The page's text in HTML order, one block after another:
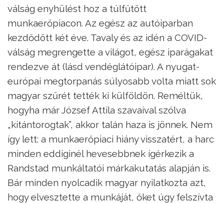
válság enyhülést hoz a túlfűtött
munkaerőpiacon. Az egész az autóiparban
kezdődött két éve. Tavaly és az idén a COVID-
válság megrengette a világot, egész iparágakat
rendezve át (lásd vendéglátóipar). A nyugat-
európai megtorpanás súlyosabb volta miatt sok
magyar szűrét tették ki külföldön. Reméltük,
hogyha már József Attila szavaival szólva
„kitántorogtak”, akkor talán haza is jönnek. Nem
így lett: a munkaerőpiaci hiány visszatért, a harc
minden eddiginél hevesebbnek ígérkezik a
Randstad munkáltatói márkakutatás alapján is.
Bár minden nyolcadik magyar nyilatkozta azt,
hogy elvesztette a munkáját, őket úgy felszívta